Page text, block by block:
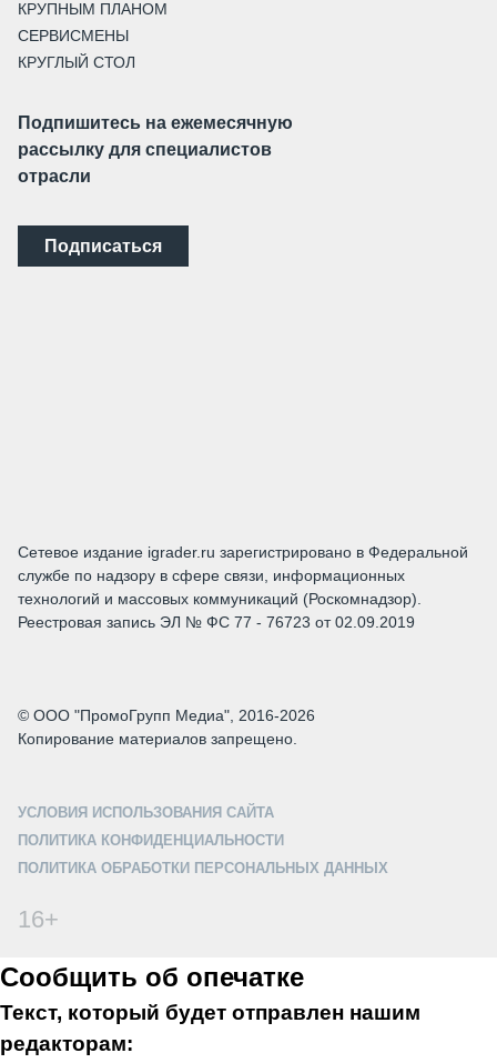
КРУПНЫМ ПЛАНОМ
СЕРВИСМЕНЫ
КРУГЛЫЙ СТОЛ
Подпишитесь на ежемесячную
рассылку для специалистов
отрасли
Подписаться
Сетевое издание igrader.ru зарегистрировано в Федеральной
службе по надзору в сфере связи, информационных
технологий и массовых коммуникаций (Роскомнадзор).
Реестровая запись ЭЛ № ФС 77 - 76723 от 02.09.2019
© ООО "ПромоГрупп Медиа", 2016-2026
Копирование материалов запрещено.
УСЛОВИЯ ИСПОЛЬЗОВАНИЯ САЙТА
ПОЛИТИКА КОНФИДЕНЦИАЛЬНОСТИ
ПОЛИТИКА ОБРАБОТКИ ПЕРСОНАЛЬНЫХ ДАННЫХ
16+
Сообщить об опечатке
Текст, который будет отправлен нашим
редакторам: